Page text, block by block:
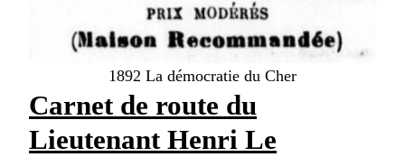
1892 La démocratie du Cher
Carnet de route du
Lieutenant Henri Le